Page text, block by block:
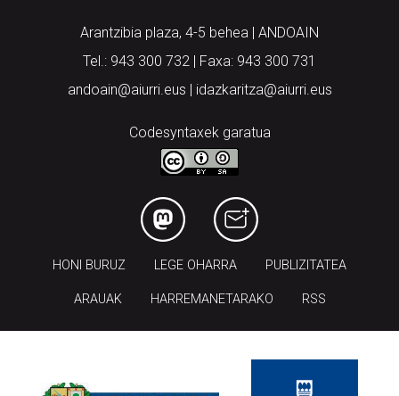
Arantzibia plaza, 4-5 behea | ANDOAIN
Tel.: 943 300 732 | Faxa: 943 300 731
andoain@aiurri.eus | idazkaritza@aiurri.eus
Codesyntaxek garatua
HONI BURUZ LEGE OHARRA PUBLIZITATEA
ARAUAK HARREMANETARAKO RSS